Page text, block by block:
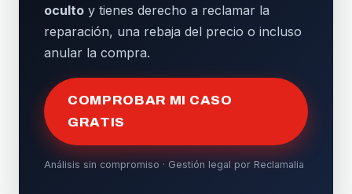
oculto y tienes derecho a reclamar la
reparación, una rebaja del precio o incluso
anular la compra.
COMPROBAR MI CASO
GRATIS
Análisis sin compromiso · Gestión legal por Reclamalia